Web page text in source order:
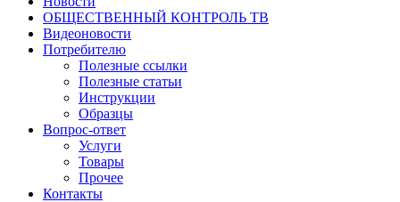
ОБЩЕСТВЕННЫЙ КОНТРОЛЬ ТВ
Видеоновости
Потребителю
Полезные ссылки
Полезные статьи
Инструкции
Образцы
Вопрос-ответ
Услуги
Товары
Прочее
Контакты